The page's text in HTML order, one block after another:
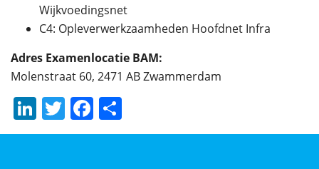
Wijkvoedingsnet
C4: Opleverwerkzaamheden Hoofdnet Infra
Adres Examenlocatie BAM:
Molenstraat 60, 2471 AB Zwammerdam
LinkedIn
TwitterFacebook